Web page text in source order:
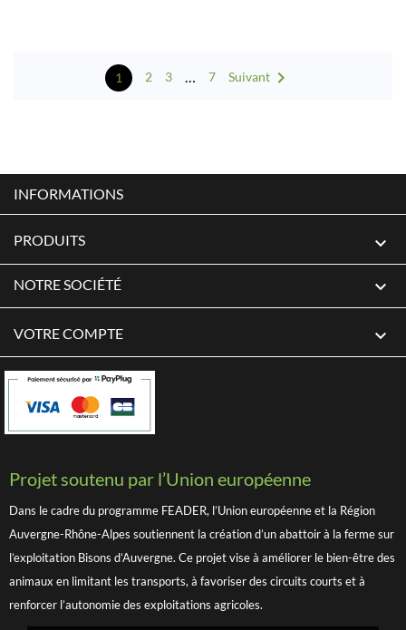
1 2 3 … 7 Suivant
INFORMATIONS
PRODUITS 
NOTRE SOCIÉTÉ 
VOTRE COMPTE 
Projet soutenu par l’Union européenne
Dans le cadre du programme FEADER, l’Union européenne et la Région
Auvergne-Rhône-Alpes soutiennent la création d’un abattoir à la ferme sur
l’exploitation Bisons d’Auvergne. Ce projet vise à améliorer le bien-être des
animaux en limitant les transports, à favoriser des circuits courts et à
renforcer l’autonomie des exploitations agricoles.